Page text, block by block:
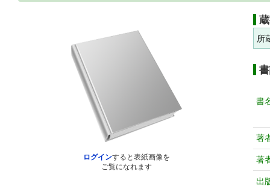
ログインすると表紙画像を
ご覧になれます
所
書
著
著
出